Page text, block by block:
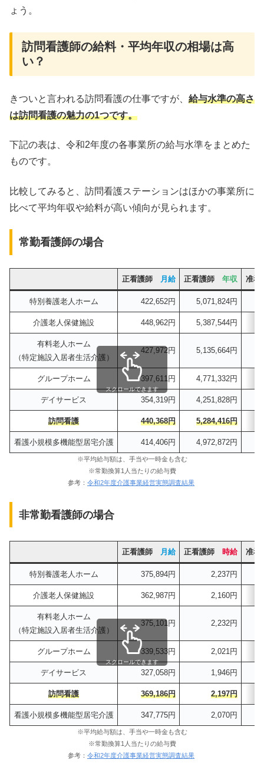
ょう。
訪問看護師の給料・平均年収の相場は高
い？
きついと言われる訪問看護の仕事ですが、 給与水準の高さ
は訪問看護の魅力の1つです。
下記の表は、令和2年度の各事業所の給与水準をまとめた
ものです。
比較してみると、訪問看護ステーションはほかの事業所に
比べて平均年収や給料が高い傾向が見られます。
常勤看護師の場合
正看護師 月給 正看護師 年収 准
特別養護老人ホーム 422,652円 5,071,824円
介護老人保健施設 448,962円 5,387,544円
有料老人ホーム
（特定施設入居者生活介護）
427,972円 5,135,664円
グループホーム 397,611円 4,771,332円
デイサービス 354,319円 4,251,828円
訪問看護 440,368円 5,284,416円
看護小規模多機能型居宅介護 414,406円 4,972,872円
スクロールできます
※平均給与額は、手当や一時金も含む
※常勤換算1人当たりの給与費
参考： 令和2年度介護事業経営実態調査結果
非常勤看護師の場合
正看護師 月給 正看護師 時給 准
特別養護老人ホーム 375,894円 2,237円
介護老人保健施設 362,987円 2,160円
有料老人ホーム
（特定施設入居者生活介護）
375,101円 2,232円
グループホーム 339,533円 2,021円
デイサービス 327,058円 1,946円
訪問看護 369,186円 2,197円
看護小規模多機能型居宅介護 347,775円 2,070円
スクロールできます
※平均給与額は、手当や一時金も含む
※常勤換算1人当たりの給与費
参考： 令和2年度介護事業経営実態調査結果